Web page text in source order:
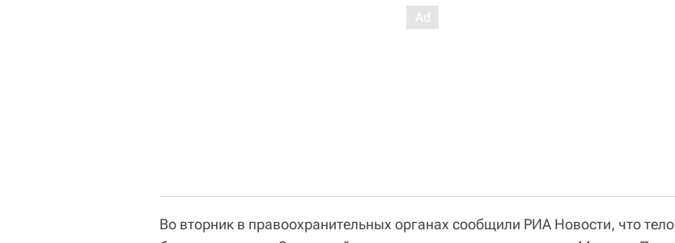
Во вторник в правоохранительных органах сообщили РИА Новости, что тело